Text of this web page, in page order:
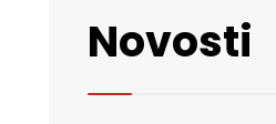
Novosti